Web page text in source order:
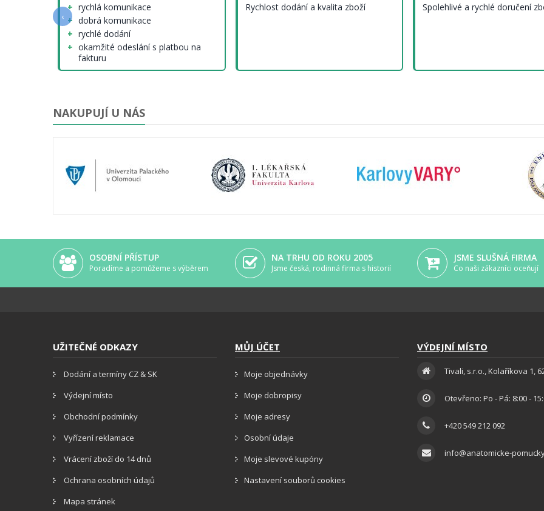
rychlá komunikace
dobrá komunikace
rychlé dodání
okamžité odeslání s platbou na
fakturu
nenalezl jsem (tedy krom cen
Rychlost dodání a kvalita zboží Spolehlivé a rychlé doručení
‹
NAKUPUJÍ U NÁS
OSOBNÍ PŘÍSTUP
Poradíme a pomůžeme s výběrem
NA TRHU OD ROKU 2005
Jsme česká, rodinná firma s historií
JSME SLUŠNÁ FIRMA
Co naši zákazníci oceňují
UŽITEČNÉ ODKAZY
Dodání a termíny CZ & SK
Výdejní místo
Obchodní podmínky
Vyřízení reklamace
Vrácení zboží do 14 dnů
Ochrana osobních údajů
Mapa stránek
MŮJ ÚČET
Moje objednávky
Moje dobropisy
Moje adresy
Osobní údaje
Moje slevové kupóny
Nastavení souborů cookies
VÝDEJNÍ MÍSTO
Tivali, s.r.o., Kolaříkova 1,
Otevřeno: Po - Pá: 8:00 -
+420 549 212 092
info@anatomicke-